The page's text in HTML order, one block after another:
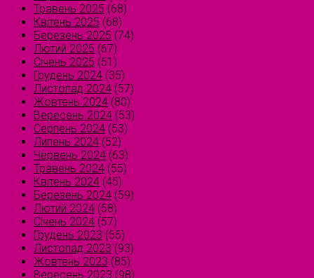
Травень 2025 (68)
Квітень 2025 (68)
Березень 2025 (74)
Лютий 2025 (67)
Січень 2025 (51)
Грудень 2024 (35)
Листопад 2024 (57)
Жовтень 2024 (80)
Вересень 2024 (53)
Серпень 2024 (53)
Липень 2024 (52)
Червень 2024 (63)
Травень 2024 (55)
Квітень 2024 (45)
Березень 2024 (59)
Лютий 2024 (58)
Січень 2024 (57)
Грудень 2023 (55)
Листопад 2023 (93)
Жовтень 2023 (85)
Вересень 2023 (98)